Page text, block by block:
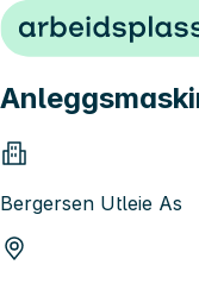
Hopp til innhold
Bergersen Utleie As